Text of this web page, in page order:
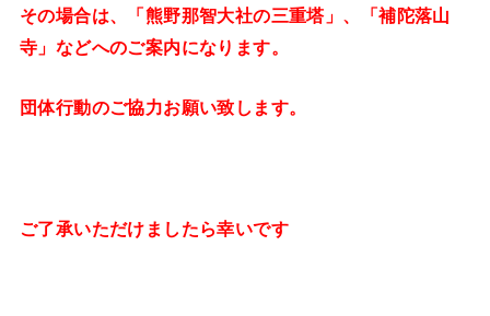
その場合は、「熊野那智大社の三重塔」、「補陀落山
寺」などへのご案内になります。
団体行動のご協力お願い致します。
ご了承いただけましたら幸いです